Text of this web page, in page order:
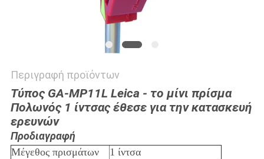
Περιγραφή προϊόντων
Τύπος GA-MP11L Leica - το μίνι πρίσμα
Πολωνός 1 ίντσας έθεσε για την κατασκευή
ερευνών
Προδιαγραφή
Μέγεθος πρισμάτων
1 ίντσα